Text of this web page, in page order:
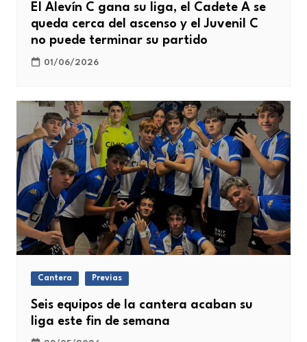
El Alevín C gana su liga, el Cadete A se
queda cerca del ascenso y el Juvenil C
no puede terminar su partido
01/06/2026
Cantera Previas
Seis equipos de la cantera acaban su
liga este fin de semana